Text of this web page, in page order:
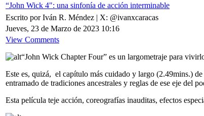
“John Wick 4": una sinfonía de acción interminable
Escrito por Iván R. Méndez | X: @ivanxcaracas
Jueves, 23 de Marzo de 2023 10:16
View Comments
“John Wick Chapter Four” es un largometraje para
Este es, quizá, el capítulo más cuidado y largo (2.49mins.)
entramado de tradiciones ancestrales y reglas de ese eje del
Esta película teje acción, coreografías inauditas, efectos